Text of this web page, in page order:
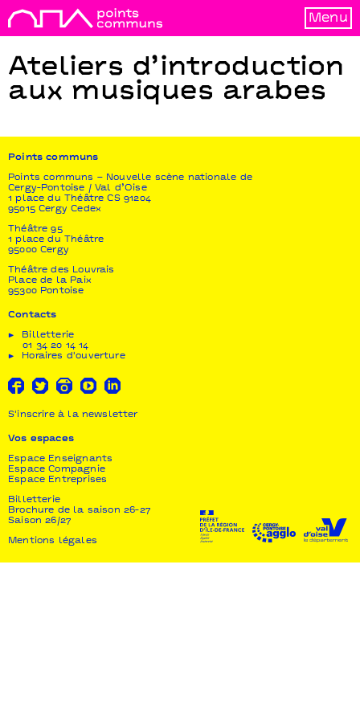
Menu
Ateliers d’introduction
aux musiques arabes
Points communs
Points communs – Nouvelle scène nationale de
Cergy-Pontoise / Val d’Oise
1 place du Théâtre CS 91204
95015 Cergy Cedex
Théâtre 95
1 place du Théâtre
95000 Cergy
Théâtre des Louvrais
Place de la Paix
95300 Pontoise
Contacts
Billetterie
01 34 20 14 14
Horaires d'ouverture
S'inscrire à la newsletter
Vos espaces
Espace Enseignants
Espace Compagnie
Espace Entreprises
Billetterie
Brochure de la saison 26-27
Saison 26/27
Mentions légales